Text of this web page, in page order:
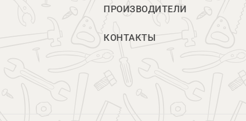
ПРОИЗВОДИТЕЛИ
КОНТАКТЫ